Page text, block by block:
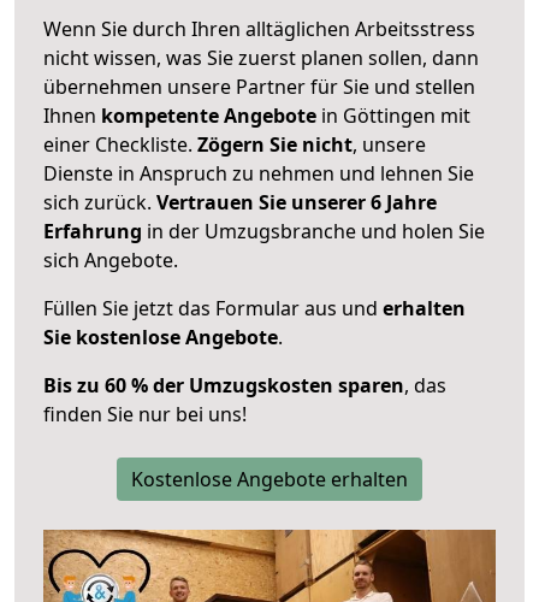
Wenn Sie durch Ihren alltäglichen Arbeitsstress
nicht wissen, was Sie zuerst planen sollen, dann
übernehmen unsere Partner für Sie und stellen
Ihnen kompetente Angebote in Göttingen mit
einer Checkliste. Zögern Sie nicht, unsere
Dienste in Anspruch zu nehmen und lehnen Sie
sich zurück. Vertrauen Sie unserer 6 Jahre
Erfahrung in der Umzugsbranche und holen Sie
sich Angebote.
Füllen Sie jetzt das Formular aus und erhalten
Sie kostenlose Angebote.
Bis zu 60 % der Umzugskosten sparen, das
finden Sie nur bei uns!
Kostenlose Angebote erhalten